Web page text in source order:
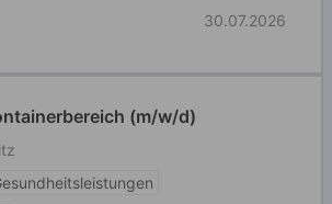
30.07.2026
(m/w/d)